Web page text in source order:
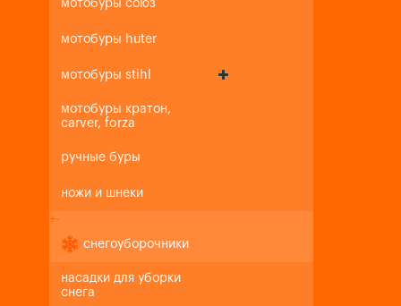
мотобуры союз
мотобуры huter
мотобуры stihl
мотобуры кратон,
carver, forza
ручные буры
ножи и шнеки
+-
снегоуборочники
насадки для уборки
снега